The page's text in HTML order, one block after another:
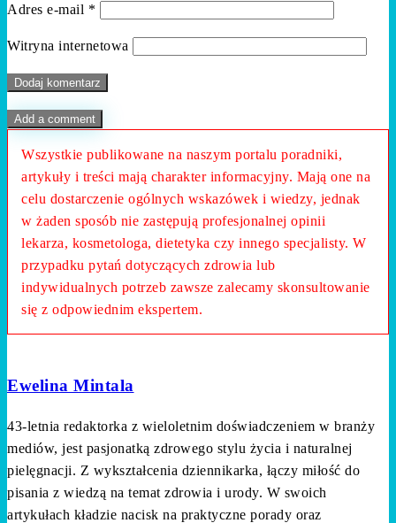
Adres e-mail *
Witryna internetowa
Add a comment
Wszystkie publikowane na naszym portalu poradniki,
artykuły i treści mają charakter informacyjny. Mają one na
celu dostarczenie ogólnych wskazówek i wiedzy, jednak
w żaden sposób nie zastępują profesjonalnej opinii
lekarza, kosmetologa, dietetyka czy innego specjalisty. W
przypadku pytań dotyczących zdrowia lub
indywidualnych potrzeb zawsze zalecamy skonsultowanie
się z odpowiednim ekspertem.
Ewelina Mintala
43-letnia redaktorka z wieloletnim doświadczeniem w branży
mediów, jest pasjonatką zdrowego stylu życia i naturalnej
pielęgnacji. Z wykształcenia dziennikarka, łączy miłość do
pisania z wiedzą na temat zdrowia i urody. W swoich
artykułach kładzie nacisk na praktyczne porady oraz